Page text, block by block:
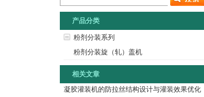
产品分类
粉剂分装系列
粉剂分装旋（轧）盖机
相关文章
凝胶灌装机的防拉丝结构设计与灌装效果优化